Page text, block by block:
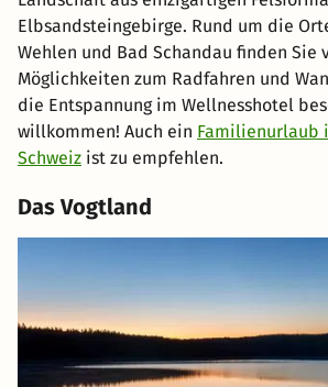
Elbsandsteingebirge. Rund um die
Wehlen und Bad Schandau finden Sie
Möglichkeiten zum Radfahren und
die Entspannung im Wellnesshotel
willkommen! Auch ein Familienurlaub
Schweiz ist zu empfehlen.
Das Vogtland